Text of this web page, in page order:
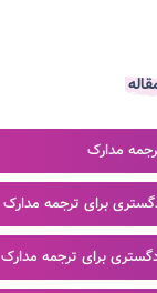
مدارک
برای ترجمه مدارک
برای ترجمه مدارک